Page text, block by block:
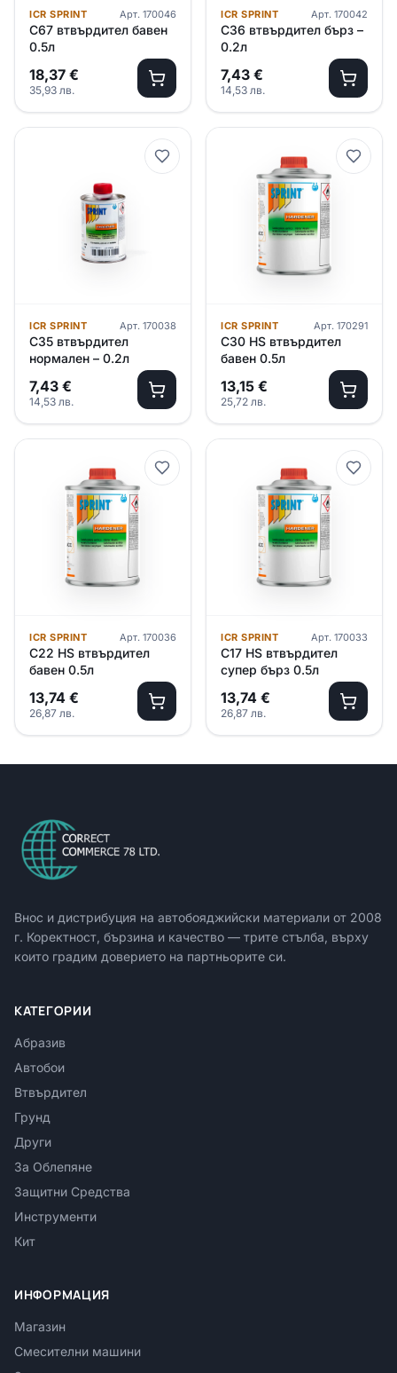
ICR SPRINT Арт. 170046
C67 втвърдител бавен
0.5л
18,37 €
35,93 лв.
ICR SPRINT Арт. 170042
C36 втвърдител бърз –
0.2л
7,43 €
14,53 лв.
ICR SPRINT Арт. 170038
C35 втвърдител
нормален – 0.2л
7,43 €
14,53 лв.
ICR SPRINT Арт. 170291
C30 HS втвърдител
бавен 0.5л
13,15 €
25,72 лв.
ICR SPRINT Арт. 170036
C22 HS втвърдител
бавен 0.5л
13,74 €
26,87 лв.
ICR SPRINT Арт. 170033
C17 HS втвърдител
супер бърз 0.5л
13,74 €
26,87 лв.
Внос и дистрибуция на автобояджийски материали от 2008
г. Коректност, бързина и качество — трите стълба, върху
които градим доверието на партньорите си.
КАТЕГОРИИ
Абразив
Автобои
Втвърдител
Грунд
Други
За Облепяне
Защитни Средства
Инструменти
Кит
ИНФОРМАЦИЯ
Магазин
Смесителни машини